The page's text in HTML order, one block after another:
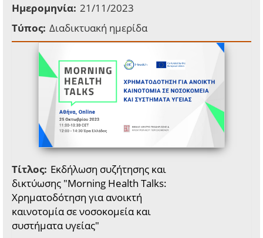
Ημερομηνία: 21/11/2023
Τύπος: Διαδικτυακή ημερίδα
Τίτλος: Εκδήλωση συζήτησης και
δικτύωσης "Morning Health Talks:
Χρηματοδότηση για ανοικτή
καινοτομία σε νοσοκομεία και
συστήματα υγείας"